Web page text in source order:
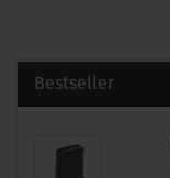
Bestseller